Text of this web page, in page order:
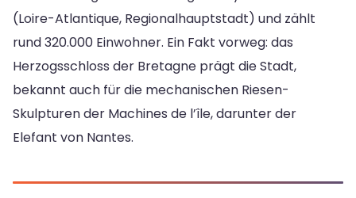
(Loire-Atlantique, Regionalhauptstadt) und zählt
rund 320.000 Einwohner. Ein Fakt vorweg: das
Herzogsschloss der Bretagne prägt die Stadt,
bekannt auch für die mechanischen Riesen-
Skulpturen der Machines de l’île, darunter der
Elefant von Nantes.